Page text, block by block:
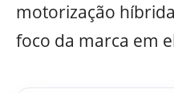
motorização
foco da marca em